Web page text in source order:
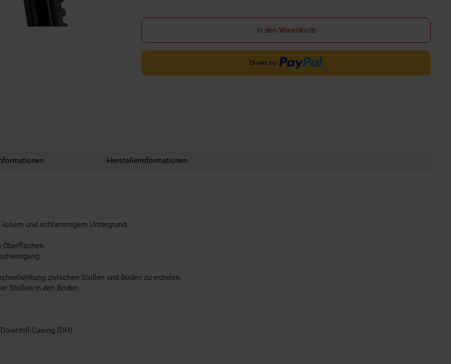
In den Warenkorb
Herstellerinformationen
und schlammigem Untergrund.
zwischen Stollen und Boden zu erzielen.
Stollen in den Boden.
Casing (DH)